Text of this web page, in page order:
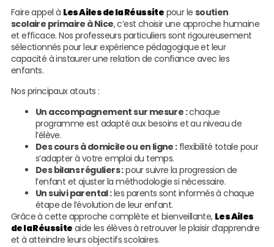
Faire appel à Les Ailes de la Réussite pour le soutien
scolaire primaire à Nice, c’est choisir une approche humaine
et efficace. Nos professeurs particuliers sont rigoureusement
sélectionnés pour leur expérience pédagogique et leur
capacité à instaurer une relation de confiance avec les
enfants.
Nos principaux atouts :
Un accompagnement sur mesure :chaque
programme est adapté aux besoins et au niveau de
l’élève.
Des cours à domicile ou en ligne :flexibilité totale pour
s’adapter à votre emploi du temps.
Des bilans réguliers :pour suivre la progression de
l’enfant et ajuster la méthodologie si nécessaire.
Un suivi parental :les parents sont informés à chaque
étape de l’évolution de leur enfant.
Grâce à cette approche complète et bienveillante, Les Ailes
de la Réussite aide les élèves à retrouver le plaisir d’apprendre
et à atteindre leurs objectifs scolaires.